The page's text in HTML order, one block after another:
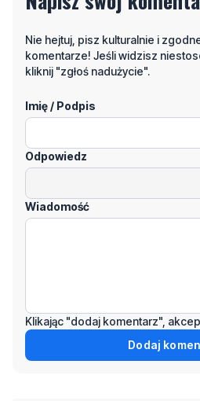
Nie hejtuj, pisz kulturalnie i
komentarze! Jeśli widzisz
kliknij "zgłoś nadużycie".
Imię / Podpis
Odpowiedz
Wiadomość
Klikając "dodaj komentarz",
Dodaj